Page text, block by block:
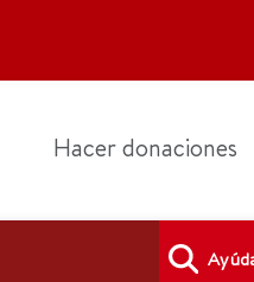
Hacer donaciones